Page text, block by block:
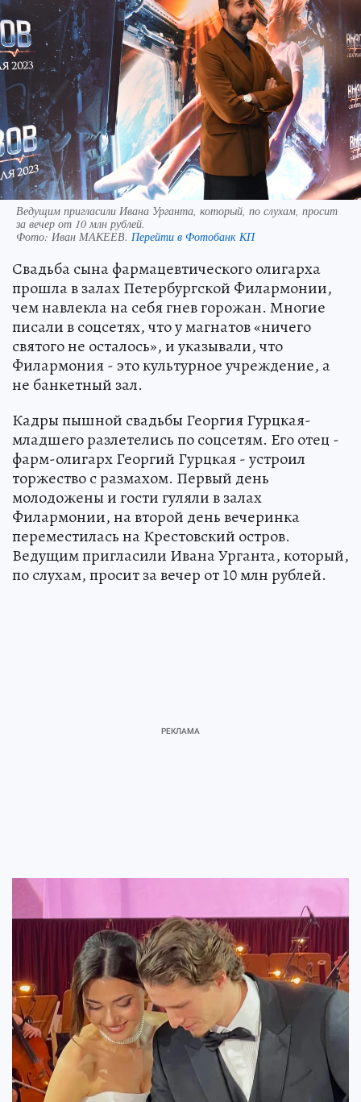
Ведущим пригласили Ивана Урганта, который, по слухам, просит
за вечер от 10 млн рублей.
Фото: Иван МАКЕЕВ. Перейти в Фотобанк КП
Свадьба сына фармацевтического олигарха
прошла в залах Петербургской Филармонии,
чем навлекла на себя гнев горожан. Многие
писали в соцсетях, что у магнатов «ничего
святого не осталось», и указывали, что
Филармония - это культурное учреждение, а
не банкетный зал.
Кадры пышной свадьбы Георгия Гурцкая-
младшего разлетелись по соцсетям. Его отец -
фарм-олигарх Георгий Гурцкая - устроил
торжество с размахом. Первый день
молодожены и гости гуляли в залах
Филармонии, на второй день вечеринка
переместилась на Крестовский остров.
Ведущим пригласили Ивана Урганта, который,
по слухам, просит за вечер от 10 млн рублей.